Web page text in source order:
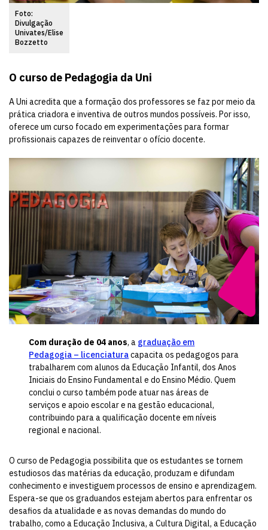
Foto:
Divulgação
Univates/Elise
Bozzetto
O curso de Pedagogia da Uni
A Uni acredita que a formação dos professores se faz por meio da
prática criadora e inventiva de outros mundos possíveis. Por isso,
oferece um curso focado em experimentações para formar
profissionais capazes de reinventar o ofício docente.
Com duração de 04 anos, a graduação em
Pedagogia – licenciaturacapacita os pedagogos para
trabalharem com alunos da Educação Infantil, dos Anos
Iniciais do Ensino Fundamental e do Ensino Médio. Quem
conclui o curso também pode atuar nas áreas de
serviços e apoio escolar e na gestão educacional,
contribuindo para a qualificação docente em níveis
regional e nacional.
O curso de Pedagogia possibilita que os estudantes se tornem
estudiosos das matérias da educação, produzam e difundam
conhecimento e investiguem processos de ensino e aprendizagem.
Espera-se que os graduandos estejam abertos para enfrentar os
desafios da atualidade e as novas demandas do mundo do
trabalho, como a Educação Inclusiva, a Cultura Digital, a Educação